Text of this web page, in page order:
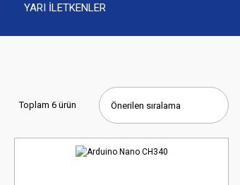
YARI İLETKENLER
Toplam 6 ürün